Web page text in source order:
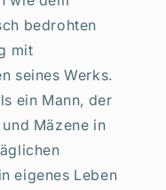
bedrohten
mit
seines Werks.
ein Mann, der
Mäzene in
eigenes Leben